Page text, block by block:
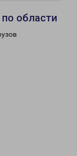
области